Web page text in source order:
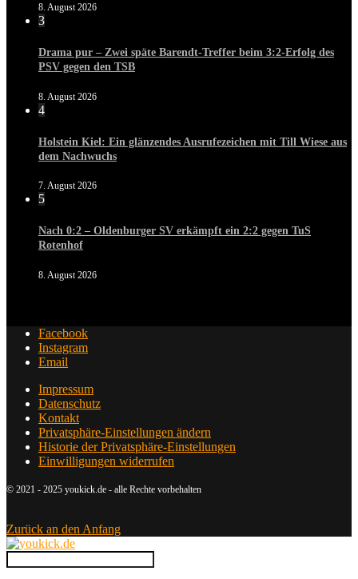
8. August 2026
3
Drama pur – Zwei späte Barendt-Treffer beim 3:2-Erfolg des
PSV gegen den TSB
8. August 2026
4
Holstein Kiel: Ein glänzendes Ausrufezeichen mit Till Wiese aus
dem Nachwuchs
7. August 2026
5
Nach 0:2 – Oldenburger SV erkämpft ein 2:2 gegen TuS
Rotenhof
8. August 2026
Facebook
Instagram
Email
Impressum
Datenschutz
Kontakt
Privatsphäre-Einstellungen ändern
Historie der Privatsphäre-Einstellungen
Einwilligungen widerrufen
© 2021 - 2025 youkick.de - alle Rechte vorbehalten
Zurück an den Anfang